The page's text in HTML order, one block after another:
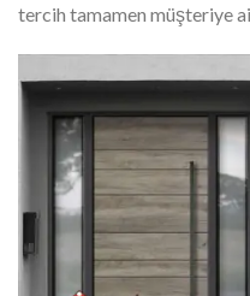
tercih tamamen müşteriye